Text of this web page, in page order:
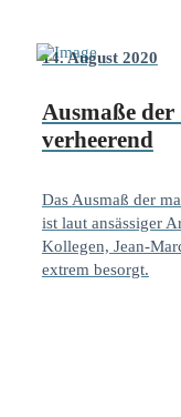
14. August 2020
Ausmaße
verheerend
Das Ausmaß der
ist laut ansässiger
Kollegen, Jean-
extrem besorgt.